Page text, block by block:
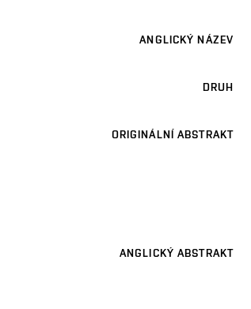
ANGLICKÝ NÁZEV
DRUH
ORIGINÁLNÍ ABSTRAKT
ANGLICKÝ ABSTRAKT